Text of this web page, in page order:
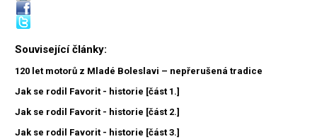
Související články:
120 let motorů z Mladé Boleslavi – nepřerušená tradice
Jak se rodil Favorit - historie [část 1.]
Jak se rodil Favorit - historie [část 2.]
Jak se rodil Favorit - historie [část 3.]